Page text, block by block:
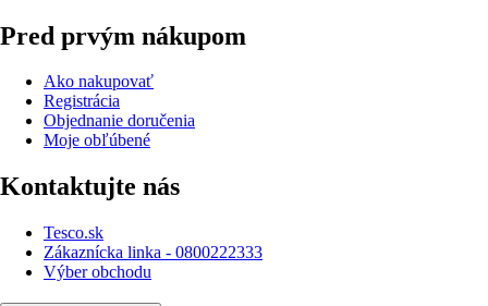
Pred prvým nákupom
Ako nakupovať
Registrácia
Objednanie doručenia
Moje obľúbené
Kontaktujte nás
Tesco.sk
Zákaznícka linka - 0800222333
Výber obchodu